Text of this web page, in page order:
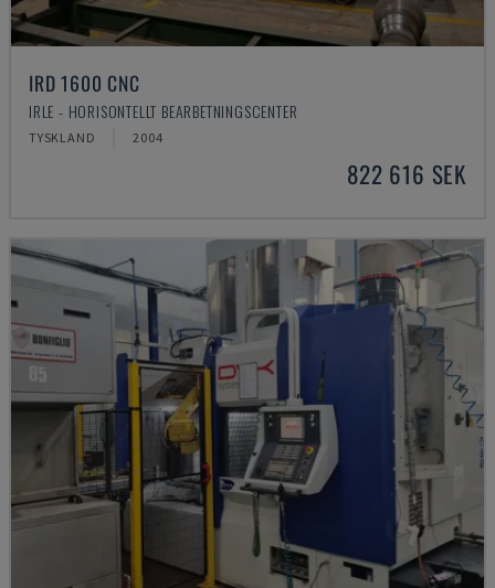
IRD 1600 CNC
IRLE - HORISONTELLT BEARBETNINGSCENTER
TYSKLAND 2004
822 616 SEK